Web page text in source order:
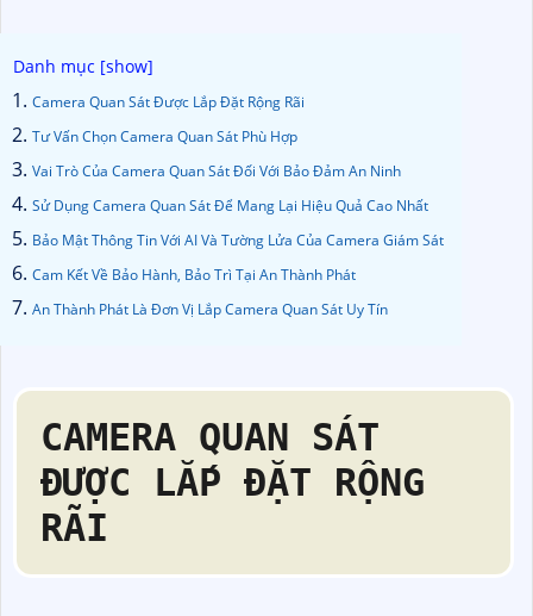
Camera Quan Sát Được Lắp Đặt Rộng Rãi
Tư Vấn Chọn Camera Quan Sát Phù Hợp
Vai Trò Của Camera Quan Sát Đối Với Bảo Đảm An Ninh
Sử Dụng Camera Quan Sát Để Mang Lại Hiệu Quả Cao Nhất
Bảo Mật Thông Tin Với AI Và Tường Lửa Của Camera Giám Sát
Cam Kết Về Bảo Hành, Bảo Trì Tại An Thành Phát
An Thành Phát Là Đơn Vị Lắp Camera Quan Sát Uy Tín
CAMERA QUAN SÁT
ĐƯỢC LẮP ĐẶT RỘNG
RÃI